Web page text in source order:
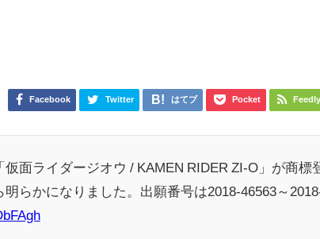
Facebook Twitter はてブ Pocket Feedly
面ライダージオウ / KAMEN RIDER ZI-O」が商標
らかになりました。出願番号は2018-46563～